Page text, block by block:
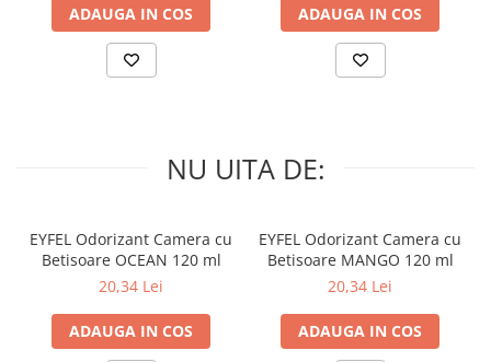
ADAUGA IN COS ADAUGA IN COS
NU UITA DE:
EYFEL Odorizant Camera cu
Betisoare OCEAN 120 ml
20,34 Lei
ADAUGA IN COS
EYFEL Odorizant Camera cu
Betisoare MANGO 120 ml
20,34 Lei
ADAUGA IN COS